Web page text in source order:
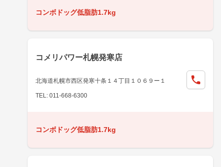
コンボドッグ低脂肪1.7kg
コメリパワー札幌発寒店
北海道札幌市西区発寒十条１４丁目１０６９ー１
TEL: 011-668-6300
コンボドッグ低脂肪1.7kg